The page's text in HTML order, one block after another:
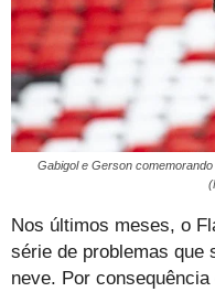
Gabigol e Gerson
Nos últimos meses, o
série de problemas que
neve. Por